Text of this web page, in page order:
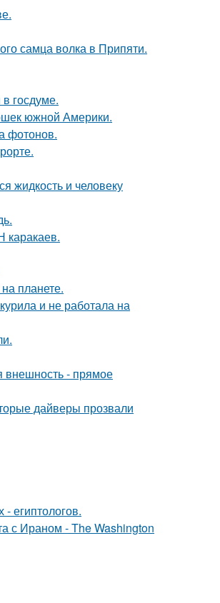
самца волка в Припяти.
госдуме.
южной Америки.
фотонов.
жидкость и человеку
каракаев.
планете.
и не работала на
внешность - прямое
дайверы прозвали
египтологов.
с Ираном - The Washington